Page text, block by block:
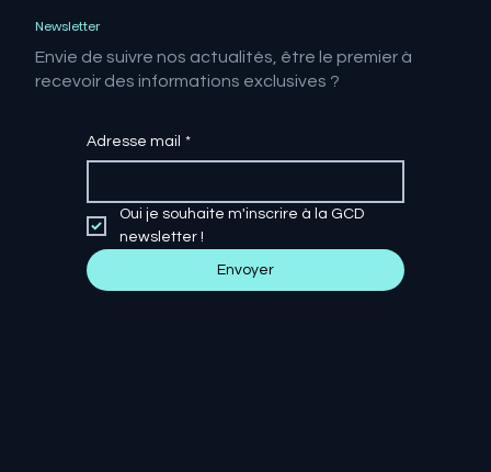
Newsletter
Envie de suivre nos actualités, être le premier à
recevoir des informations exclusives ?
Adresse mail *
Oui je souhaite m'inscrire à la GCD
newsletter !
Envoyer